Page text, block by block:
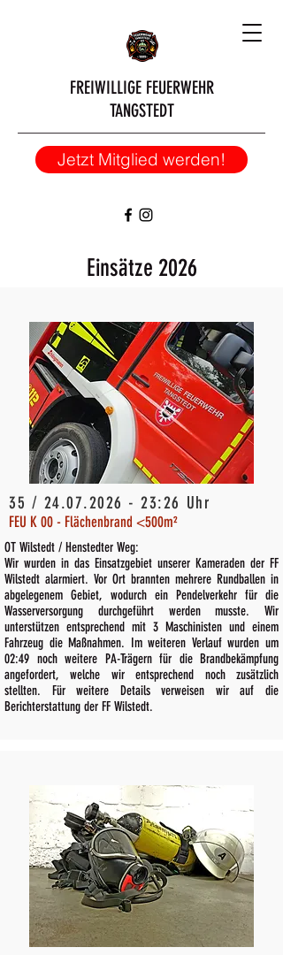
FREIWILLIGE FEUERWEHR
TANGSTEDT
Jetzt Mitglied werden!
Einsätze 2026
35 / 24.07.2026 - 23:26 Uhr
FEU K 00 - Flächenbrand <500m²
OT Wilstedt / Henstedter Weg:
Wir wurden in das Einsatzgebiet unserer Kameraden der FF
Wilstedt alarmiert. Vor Ort brannten mehrere Rundballen in
abgelegenem Gebiet, wodurch ein Pendelverkehr für die
Wasserversorgung durchgeführt werden musste. Wir
unterstützen entsprechend mit 3 Maschinisten und einem
Fahrzeug die Maßnahmen. Im weiteren Verlauf wurden um
02:49 noch weitere PA-Trägern für die Brandbekämpfung
angefordert, welche wir entsprechend noch zusätzlich
stellten. Für weitere Details verweisen wir auf die
Berichterstattung der FF Wilstedt.